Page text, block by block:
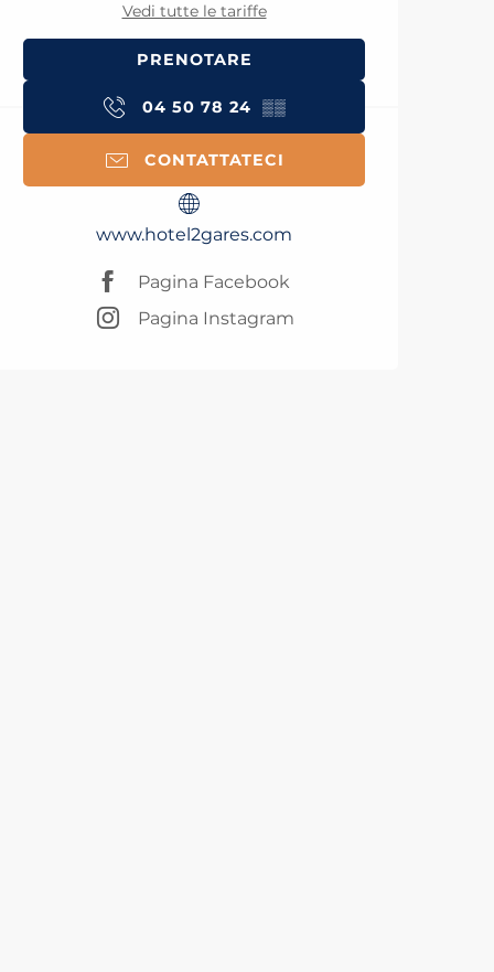
Vedi tutte le tariffe
PRENOTARE
04 50 78 24 ▒▒
CONTATTATECI
www.hotel2gares.com
Pagina Facebook
Pagina Instagram